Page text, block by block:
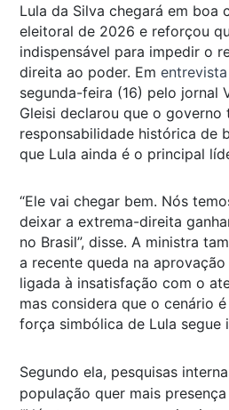
Lula da Silva chegará em boa
eleitoral de 2026 e reforçou
indispensável para impedir o
direita ao poder. Em entrevista
segunda-feira (16) pelo jornal
Gleisi declarou que o governo
responsabilidade histórica de
que Lula ainda é o principal
“Ele vai chegar bem. Nós
deixar a extrema-direita
no Brasil”, disse. A ministra
a recente queda na
ligada à insatisfação com o
mas considera que o cenário
força simbólica de Lula segue
Segundo ela, pesquisas
população quer mais